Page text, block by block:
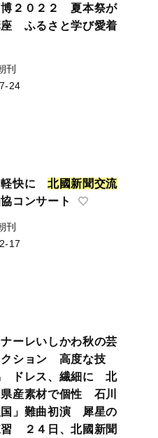
博２０２２ 夏本祭が
ふるさと学び愛着
刊
24
軽快に北國新聞交流
コンサート
刊
17
ーレいしかわ秋の芸
ション 高度な技
ドレス、繊細に 北
産素材で個性 石川
国」難曲初演 犀星の
２４日、北國新聞